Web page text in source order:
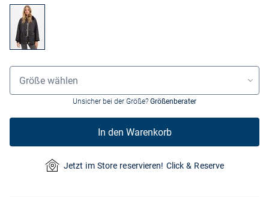
Grössenauswahl
Größe wählen
Unsicher bei der Größe? Größenberater
In den Warenkorb
Jetzt im Store reservieren! Click & Reserve